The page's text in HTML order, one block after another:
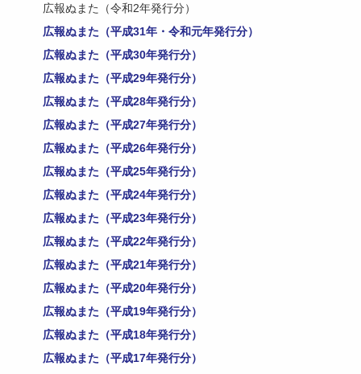
広報ぬまた（令和2年発行分）
広報ぬまた（平成31年・令和元年発行分）
広報ぬまた（平成30年発行分）
広報ぬまた（平成29年発行分）
広報ぬまた（平成28年発行分）
広報ぬまた（平成27年発行分）
広報ぬまた（平成26年発行分）
広報ぬまた（平成25年発行分）
広報ぬまた（平成24年発行分）
広報ぬまた（平成23年発行分）
広報ぬまた（平成22年発行分）
広報ぬまた（平成21年発行分）
広報ぬまた（平成20年発行分）
広報ぬまた（平成19年発行分）
広報ぬまた（平成18年発行分）
広報ぬまた（平成17年発行分）